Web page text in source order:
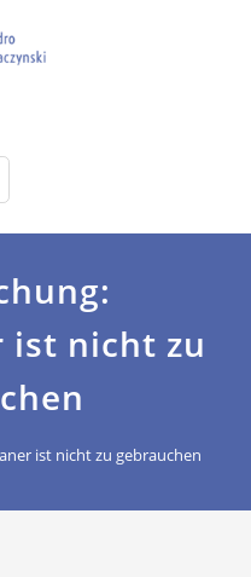
ist nicht zu
ist nicht zu gebrauchen